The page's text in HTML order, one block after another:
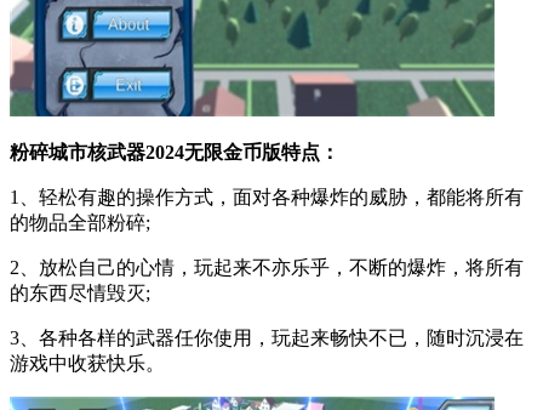
粉碎城市核武器2024无限金币版特点：
1、轻松有趣的操作方式，面对各种爆炸的威胁，都能将所有
的物品全部粉碎;
2、放松自己的心情，玩起来不亦乐乎，不断的爆炸，将所有
的东西尽情毁灭;
3、各种各样的武器任你使用，玩起来畅快不已，随时沉浸在
游戏中收获快乐。